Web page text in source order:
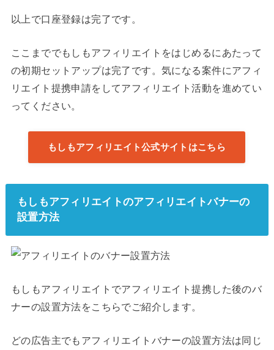
以上で口座登録は完了です。
ここまででもしもアフィリエイトをはじめるにあたって
の初期セットアップは完了です。気になる案件にアフィ
リエイト提携申請をしてアフィリエイト活動を進めてい
ってください。
もしもアフィリエイト公式サイトはこちら
もしもアフィリエイトのアフィリエイトバナーの
設置方法
もしもアフィリエイトでアフィリエイト提携した後のバ
ナーの設置方法をこちらでご紹介します。
どの広告主でもアフィリエイトバナーの設置方法は同じ